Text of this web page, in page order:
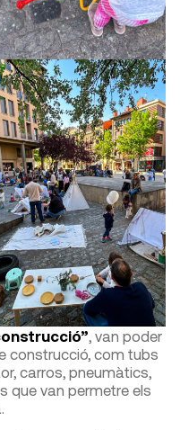
, van poder
construcció, com tubs
carros, pneumàtics,
que van permetre els